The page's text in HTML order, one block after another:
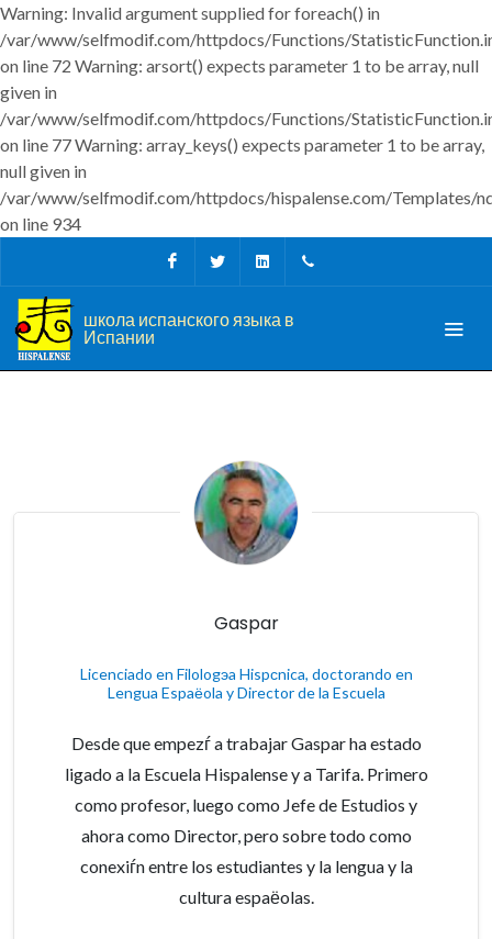
Warning: Invalid argument supplied for foreach() in
/var/www/selfmodif.com/httpdocs/Functions/
on line 72 Warning: arsort() expects parameter 1 to be array, null
given in
/var/www/selfmodif.com/httpdocs/Functions/
on line 77 Warning: array_keys() expects parameter 1 to be array,
null given in
/var/www/selfmodif.com/httpdocs/hispalense.com/Templates/
on line 934
FacebookTwitter Linkedin
школа испанского языка в
Испании
Gaspar
Licenciado en Filologэa Hispсnica, doctorando en
Lengua Espaёola y Director de la Escuela
Desde que empezѓ a trabajar Gaspar ha estado
ligado a la Escuela Hispalense y a Tarifa. Primero
como profesor, luego como Jefe de Estudios y
ahora como Director, pero sobre todo como
conexiѓn entre los estudiantes y la lengua y la
cultura espaёolas.